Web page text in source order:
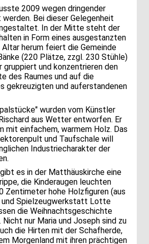
2009 wegen dringender
Bei dieser Gelegenheit
In der Mitte steht der
in Form eines ausgestanzten
Altar herum feiert die Gemeinde
(220 Plätze, zzgl. 230 Stühle)
gruppiert und konzentrieren den
des Raumes und auf die
gekreuzigten und auferstandenen
wurden vom Künstler
aus Wetter entworfen. Er
mit einfachem, warmem Holz. Das
und Taufschale will
Industriecharakter der
es in der Matthäuskirche eine
die Kinderaugen leuchten
Zentimeter hohe Holzfiguren (aus
Spielzeugwerkstatt Lotte
die Weihnachtsgeschichte
Nicht nur Maria und Joseph sind zu
die Hirten mit der Schafherde,
Morgenland mit ihren prächtigen